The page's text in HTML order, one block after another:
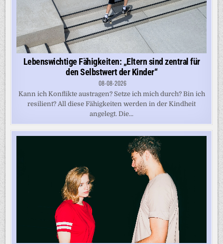
Lebenswichtige Fähigkeiten: „Eltern sind zentral für
den Selbstwert der Kinder“
08-08-2026
Kann ich Konflikte austragen? Setze ich mich durch? Bin ich
resilient? All diese Fähigkeiten werden in der Kindheit
angelegt. Die...